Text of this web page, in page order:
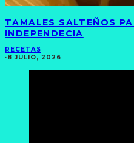
TAMALES SALTEÑOS
INDEPENDECIA
RECETAS
·8 JULIO, 2026